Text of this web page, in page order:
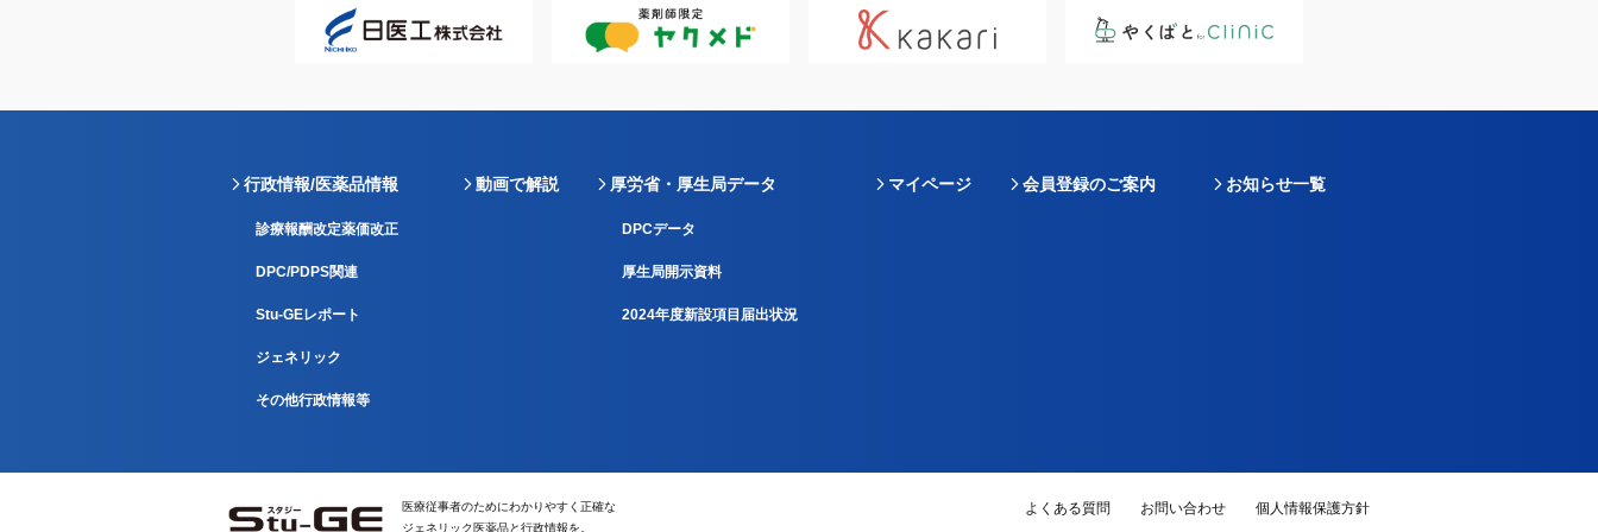
行政情報/医薬品情報
診療報酬改定薬価改正
DPC/PDPS関連
Stu-GEレポート
ジェネリック
その他行政情報等
動画で解説 厚労省・厚生局データ
DPCデータ
厚生局開示資料
2024年度新設項目届出状況
マイページ 会員登録のご案内 お知らせ一覧
よくある質問 お問い合わせ 個人情報保護方針
医療従事者のためにわかりやすく正確な
ジェネリック医薬品と行政情報を。